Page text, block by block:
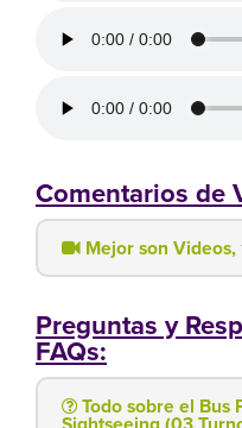
Comentarios de
Mejor son Videos,
Preguntas y
FAQs:
Todo sobre el Bus